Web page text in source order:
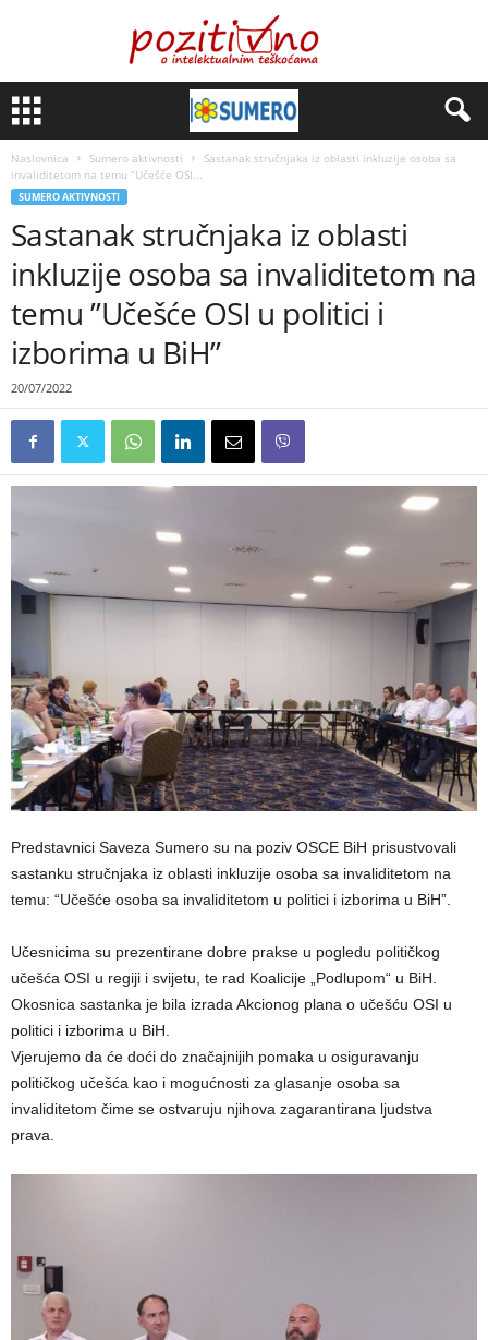
Naslovnica Sumero aktivnosti
Sastanak stručnjaka iz oblasti inkluzije osoba sa
invaliditetom na temu ”Učešće OSI...
SUMERO AKTIVNOSTI
Sastanak stručnjaka iz oblasti
inkluzije osoba sa invaliditetom na
temu ”Učešće OSI u politici i
izborima u BiH”
20/07/2022
Predstavnici Saveza Sumero su na poziv OSCE BiH prisustvovali
sastanku stručnjaka iz oblasti inkluzije osoba sa invaliditetom na
temu: “Učešće osoba sa invaliditetom u politici i izborima u BiH”.
Učesnicima su prezentirane dobre prakse u pogledu političkog
učešća OSI u regiji i svijetu, te rad Koalicije „Podlupom“ u BiH.
Okosnica sastanka je bila izrada Akcionog plana o učešću OSI u
politici i izborima u BiH.
Vjerujemo da će doći do značajnijih pomaka u osiguravanju
političkog učešća kao i mogućnosti za glasanje osoba sa
invaliditetom čime se ostvaruju njihova zagarantirana ljudstva
prava.